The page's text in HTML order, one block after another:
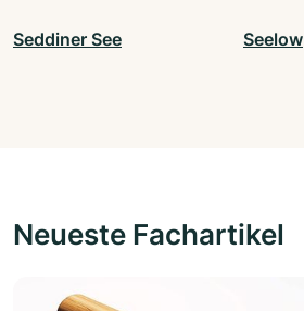
Seddiner See Seelow
Neueste Fachartikel